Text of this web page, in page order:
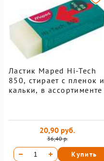
Ластик Maped Hi-Tech
850, стирает с пленок и
кальки, в ассортименте
36,40 р.
20,90 руб.
Купить